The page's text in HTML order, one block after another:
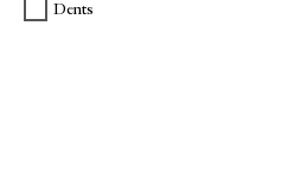
Dents